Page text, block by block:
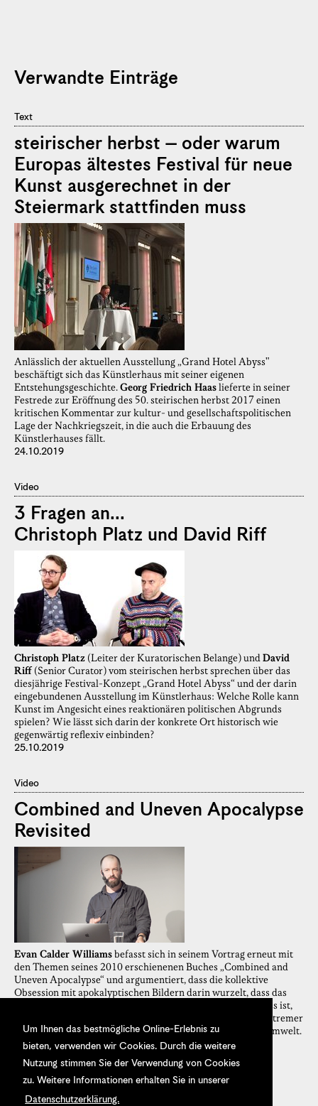
Um Ihnen das bestmögliche Online-Erlebnis zu
bieten, verwenden wir Cookies. Durch die weitere
Nutzung stimmen Sie der Verwendung von Cookies
zu. Weitere Informationen erhalten Sie in unserer
Datenschutzerklärung.
Verwandte Einträge
Text
steirischer herbst – oder warum
Europas ältestes Festival für neue
Kunst ausgerechnet in der
Steiermark stattfinden muss
Anlässlich der aktuellen Ausstellung „Grand Hotel Abyss"
beschäftigt sich das Künstlerhaus mit seiner eigenen
Entstehungsgeschichte.Georg Friedrich Haaslieferte in seiner
Festrede zur Eröffnung des 50. steirischen herbst 2017 einen
kritischen Kommentar zur kultur- und gesellschaftspolitischen
Lage der Nachkriegszeit, in die auch die Erbauung des
Künstlerhauses fällt.
24.10.2019
Video
3 Fragen an...
Christoph Platz und David Riff
Christoph Platz (Leiter der Kuratorischen Belange) undDavid
Riff(Senior Curator) vom steirischen herbst sprechen über das
diesjährige Festival-Konzept „Grand Hotel Abyss“ und der darin
eingebundenen Ausstellung im Künstlerhaus: Welche Rolle kann
Kunst im Angesicht eines reaktionären politischen Abgrunds
spielen? Wie lässt sich darin der konkrete Ort historisch wie
gegenwärtig reflexiv einbinden?
25.10.2019
Video
Combined and Uneven Apocalypse
Revisited
Evan Calder Williamsbefasst sich in seinem Vortrag erneut mit
den Themen seines 2010 erschienenen Buches „Combined and
Uneven Apocalypse“ und argumentiert, dass die kollektive
Obsession mit apokalyptischen Bildern darin wurzelt, dass das
Ende der Welt kein Event, sondern ein permanenter Prozess ist,
der schon heute wahrgenommen werden kann: in Zonen extremer
Armut und von Kapitalismus getriebener Zerstörung der Umwelt.
31.10.2019